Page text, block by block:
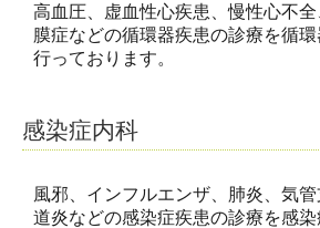
高血圧
虚血性心疾患、慢性心不
膜症などの循環器疾患の診療を循
行っております。
感染症内科
風邪、インフルエンザ、肺炎、気
道炎などの感染症疾患の診療を感